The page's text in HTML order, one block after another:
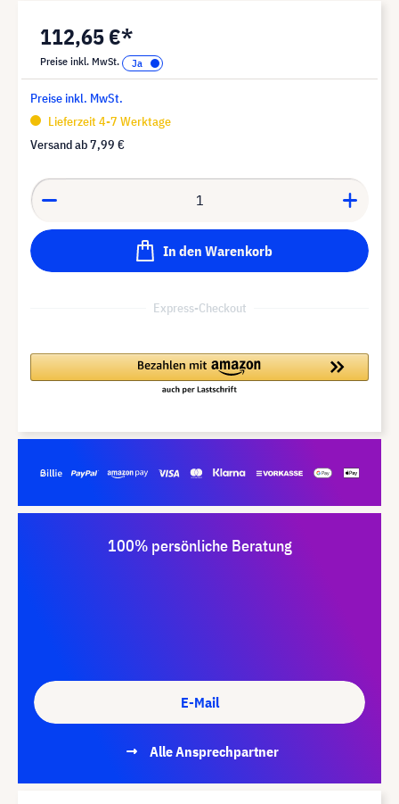
112,65 €*
Preise inkl. MwSt.
Preise inkl. MwSt.
Lieferzeit 4-7 Werktage
Versand ab7,99 €
In den Warenkorb
Express-Checkout
100% persönliche Beratung
E-Mail
Alle Ansprechpartner